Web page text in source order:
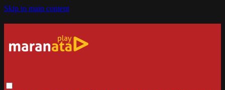
Skip to main content